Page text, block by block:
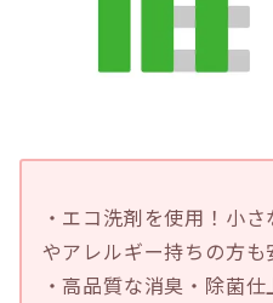
・エコ洗剤を使用！小
やアレルギー持ちの方も
・高品質な消臭・除菌